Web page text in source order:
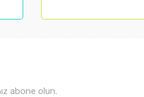
abone olun.